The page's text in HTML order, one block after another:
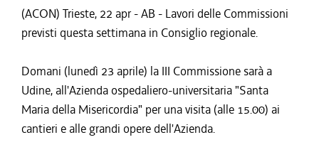
(ACON) Trieste, 22 apr - AB - Lavori delle Commissioni
previsti questa settimana in Consiglio regionale.
Domani (lunedì 23 aprile) la III Commissione sarà a
Udine, all'Azienda ospedaliero-universitaria "Santa
Maria della Misericordia" per una visita (alle 15.00) ai
cantieri e alle grandi opere dell'Azienda.